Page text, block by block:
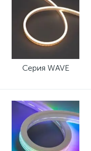
Серия WAVE